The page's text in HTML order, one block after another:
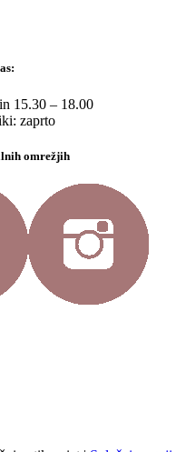
15.30 – 18.00
zaprto
omrežjih